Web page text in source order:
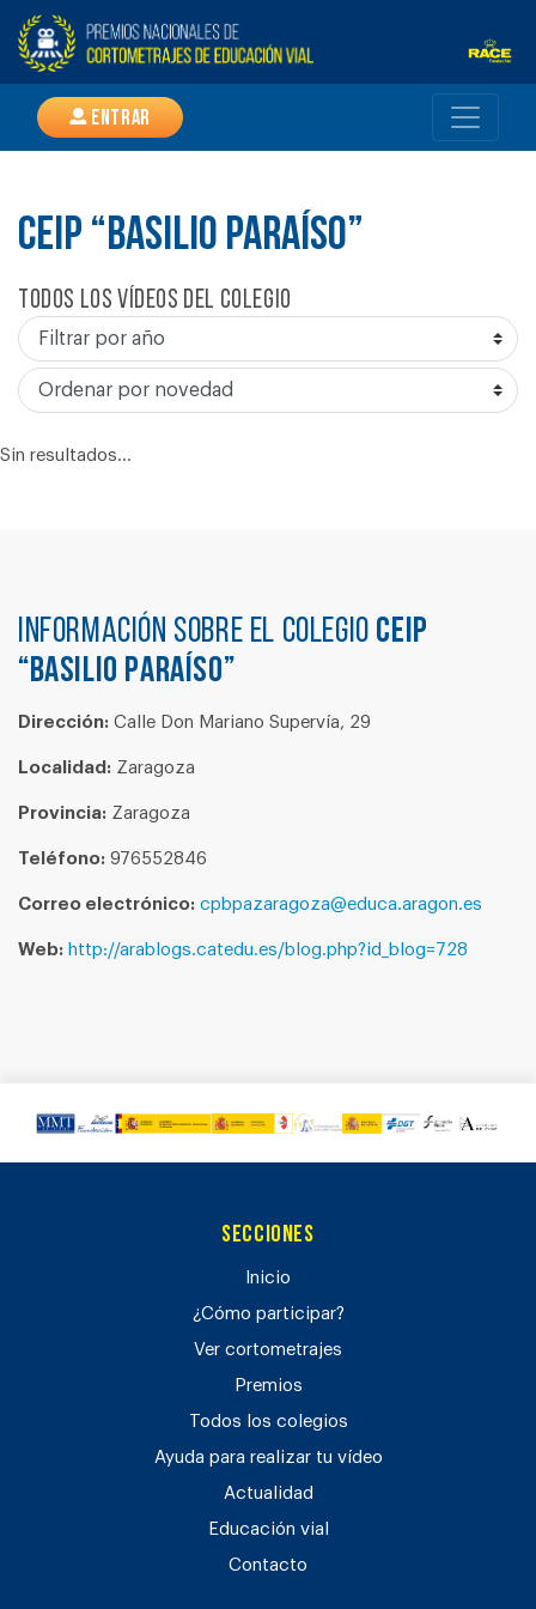
Entrar
CEIP “BASILIO PARAÍSO”
Todos los vídeos del colegio
Sin resultados...
Información sobre el colegio CEIP
“BASILIO PARAÍSO”
Dirección: Calle Don Mariano Supervía, 29
Localidad: Zaragoza
Provincia: Zaragoza
Teléfono: 976552846
Correo electrónico: cpbpazaragoza@educa.aragon.es
Web: http://arablogs.catedu.es/blog.php?id_blog=728
Secciones
Inicio
¿Cómo participar?
Ver cortometrajes
Premios
Todos los colegios
Ayuda para realizar tu vídeo
Actualidad
Educación vial
Contacto